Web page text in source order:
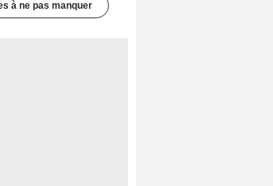
à ne pas manquer